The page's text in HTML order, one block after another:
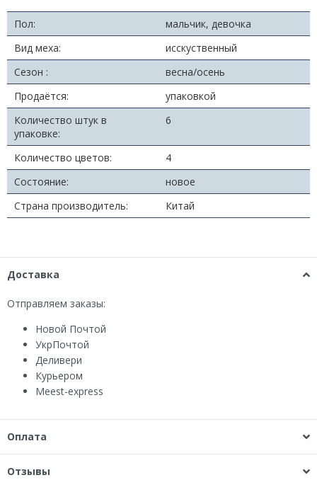
Пол:
мальчик, девочка
Вид меха:
исскуственный
Сезон :
весна/осень
Продаётся:
упаковкой
Количество штук в
упаковке:
6
Количество цветов:
4
Состояние:
новое
Страна производитель:
Китай
Доставка
Отправляем заказы:
Новой Почтой
УкрПочтой
Деливери
Курьером
Мeest-express
Оплата
Отзывы